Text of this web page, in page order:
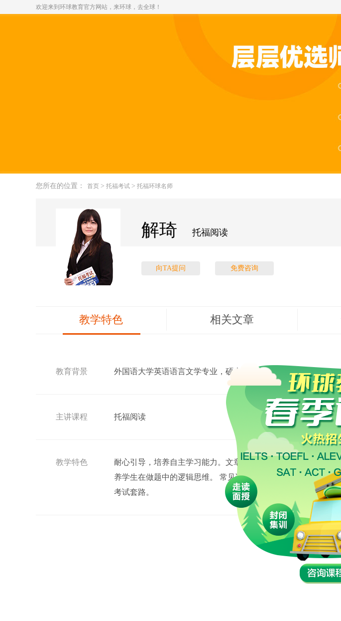
欢迎来到环球教育官方网站，来环球，去全球！
您所在的位置： 首页 > 托福考试 > 托福环球名师
解琦 托福阅读
向TA提问 免费咨询
教学特色 相关文章
教育背景 外国语大学英语语言文学专业，硕士学历
主讲课程 托福阅读
教学特色
耐心引导，培养自主学习能力。文章重点句＋背景知识阅读法，
养学生在做题中的逻辑思维。 常见语法考点逐个击破，专项练习
考试套路。